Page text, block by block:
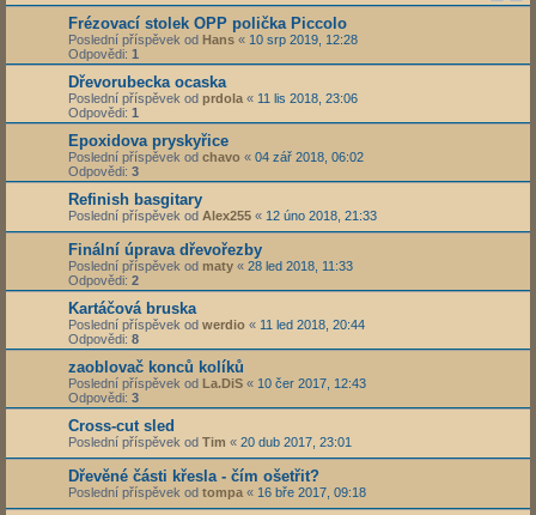
Frézovací stolek OPP polička Piccolo
Poslední příspěvek od Hans « 10 srp 2019, 12:28
Odpovědi: 1
Dřevorubecka ocaska
Poslední příspěvek od prdola « 11 lis 2018, 23:06
Odpovědi: 1
Epoxidova pryskyřice
Poslední příspěvek od chavo « 04 zář 2018, 06:02
Odpovědi: 3
Refinish basgitary
Poslední příspěvek od Alex255 « 12 úno 2018, 21:33
Finální úprava dřevořezby
Poslední příspěvek od maty « 28 led 2018, 11:33
Odpovědi: 2
Kartáčová bruska
Poslední příspěvek od werdio « 11 led 2018, 20:44
Odpovědi: 8
zaoblovač konců kolíků
Poslední příspěvek od La.DiS « 10 čer 2017, 12:43
Odpovědi: 3
Cross-cut sled
Poslední příspěvek od Tim « 20 dub 2017, 23:01
Dřevěné části křesla - čím ošetřit?
Poslední příspěvek od tompa « 16 bře 2017, 09:18